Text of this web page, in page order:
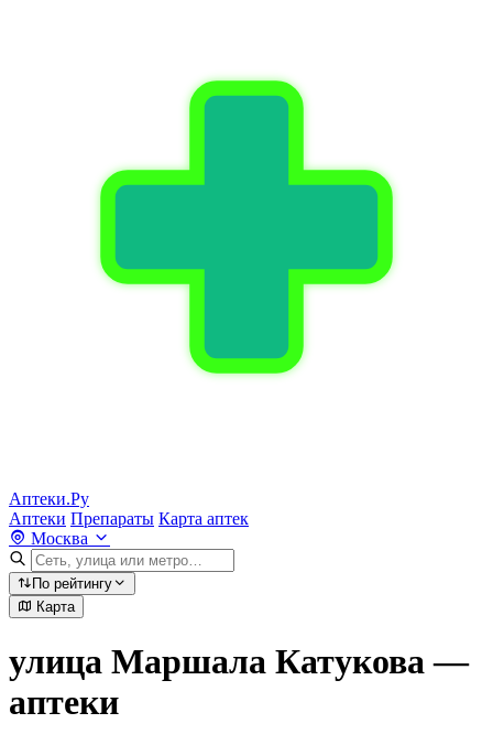
Аптеки.Ру
Аптеки Препараты Карта аптек
Москва
По рейтингу
Карта
улица Маршала Катукова —
аптеки